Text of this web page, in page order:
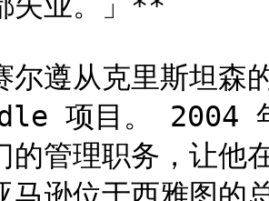
尔遵从克里斯坦森
项目。 2004 年
的管理职务，让